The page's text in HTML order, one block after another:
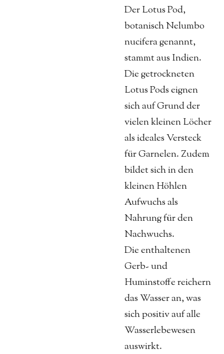
Der Lotus Pod,
botanisch Nelumbo
nucifera genannt,
stammt aus Indien.
Die getrockneten
Lotus Pods eignen
sich auf Grund der
vielen kleinen Löcher
als ideales Versteck
für Garnelen. Zudem
bildet sich in den
kleinen Höhlen
Aufwuchs als
Nahrung für den
Nachwuchs.
Die enthaltenen
Gerb- und
Huminstoffe reichern
das Wasser an, was
sich positiv auf alle
Wasserlebewesen
auswirkt.